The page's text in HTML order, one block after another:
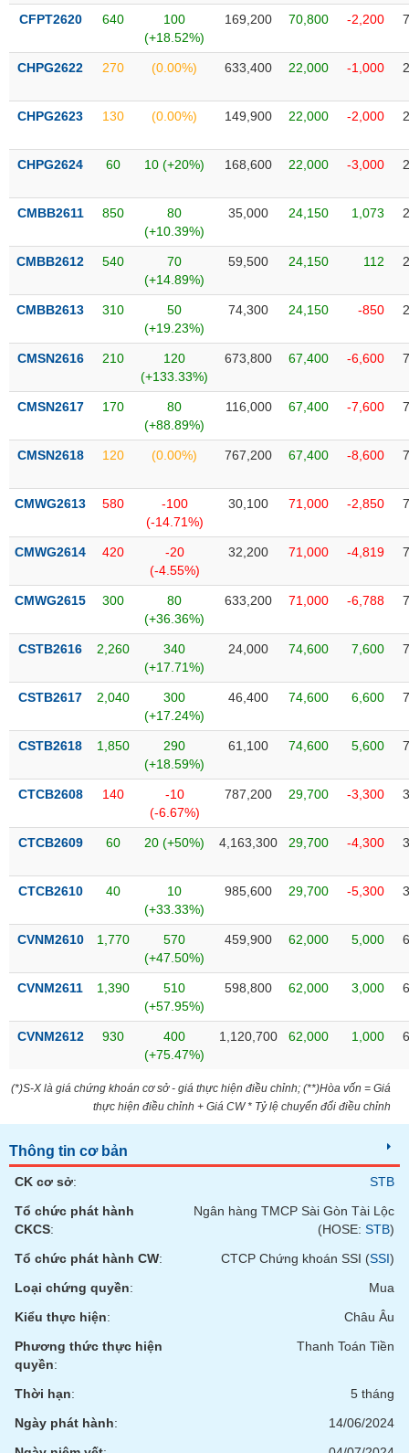
CFPT2620 640
100
(+18.52%)
169,200 70,800 -2,200
CHPG2622 270 (0.00%) 633,400 22,000 -1,000
CHPG2623 130 (0.00%) 149,900 22,000 -2,000
CHPG2624 60 10 (+20%) 168,600 22,000 -3,000
CMBB2611 850
80
(+10.39%)
35,000 24,150 1,073
CMBB2612 540
70
(+14.89%)
59,500 24,150 112
CMBB2613 310
50
(+19.23%)
74,300 24,150 -850
CMSN2616 210
120
(+133.33%)
673,800 67,400 -6,600
CMSN2617 170
80
(+88.89%)
116,000 67,400 -7,600
CMSN2618 120 (0.00%) 767,200 67,400 -8,600
CMWG2613 580
-100
(-14.71%)
30,100 71,000 -2,850
CMWG2614 420
-20
(-4.55%)
32,200 71,000 -4,819
CMWG2615 300
80
(+36.36%)
633,200 71,000 -6,788
CSTB2616 2,260
340
(+17.71%)
24,000 74,600 7,600
CSTB2617 2,040
300
(+17.24%)
46,400 74,600 6,600
CSTB2618 1,850
290
(+18.59%)
61,100 74,600 5,600
CTCB2608 140
-10
(-6.67%)
787,200 29,700 -3,300
CTCB2609 60 20 (+50%) 4,163,300 29,700 -4,300
CTCB2610 40
10
(+33.33%)
985,600 29,700 -5,300
CVNM2610 1,770
570
(+47.50%)
459,900 62,000 5,000
CVNM2611 1,390
510
(+57.95%)
598,800 62,000 3,000
CVNM2612 930
400
(+75.47%)
1,120,700 62,000 1,000
(*)S-X là giá chứng khoán cơ sở - giá thực hiện điều chỉnh; (**)Hòa vốn = Giá
thực hiện điều chỉnh + Giá CW * Tỷ lệ chuyển đổi điều chỉnh
Thông tin cơ bản
CK cơ sở:
STB
Tổ chức phát hành
CKCS:
Ngân hàng TMCP Sài Gòn Tài Lộc
(HOSE: STB)
Tổ chức phát hành CW: CTCP Chứng khoán SSI (SSI)
Loại chứng quyền:
Mua
Kiểu thực hiện:
Châu Âu
Phương thức thực hiện
quyền:
Thanh Toán Tiền
Thời hạn:
5 tháng
Ngày phát hành:
14/06/2024
BẤT
SẢN
Mã
chứng
(-)
Cổ phiếu Chỉ số
đạo
(-)
Tất cả Người nội bộ Người liên quan Cổ đông lớn
Tin
tức
của
giả
(-)
phân
tích
Thuật
ngữ
vụ
(-)
tạo
cụ
đầu
tư
thông
tài
Dữ